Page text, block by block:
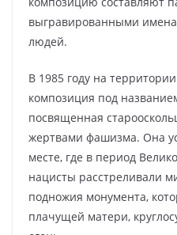
выгравированными
людей.
В 1985 году на
композиция под
посвященная
жертвами фашизма. Она
месте, где в период
нацисты расстреливали
подножия монумента,
плачущей матери,